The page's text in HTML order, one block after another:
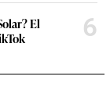
El
6